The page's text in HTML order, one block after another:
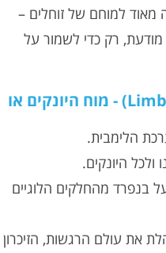
מאוד למוחם של זוחלים –
רק כדי לשמור על
המוח הרגשי (Limbic System) - מוח היונקים או
הלימבית.
היונקים.
בנפרד מהחלקים הלוגיים
את עולם הרגשות, הזיכרון